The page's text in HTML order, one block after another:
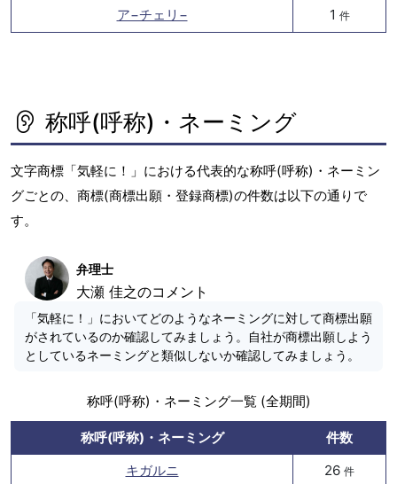
ア−チェリ− 1 件
称呼(呼称)・ネーミング
文字商標「気軽に！」における代表的な称呼(呼称)・ネーミン
グごとの、商標(商標出願・登録商標)の件数は以下の通りで
す。
弁理士
大瀬 佳之のコメント
「気軽に！」においてどのようなネーミングに対して商標出願
がされているのか確認してみましょう。自社が商標出願しよう
としているネーミングと類似しないか確認してみましょう。
称呼(呼称)・ネーミング一覧 (全期間)
称呼(呼称)・ネーミング
件数
キガルニ
26 件